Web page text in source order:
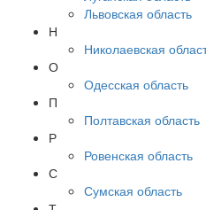
Львовская область
Н
Николаевская
О
Одесская область
П
Полтавская область
Р
Ровенская область
С
Сумская область